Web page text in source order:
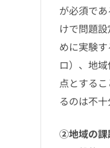
が必須で
けで問題
めに実験
ロ）、地
点とする
るのは不十
②地域の課